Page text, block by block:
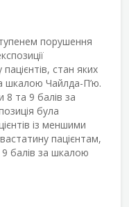
порушення
стан яких
шкалою Чайлда-П’ю.
8 та 9 балів за
була
із меншими
пацієнтам,
9 балів за шкалою